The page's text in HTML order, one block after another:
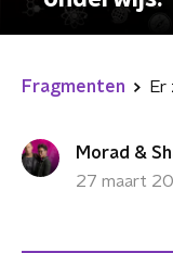
Fragmenten
Morad &
27 maart